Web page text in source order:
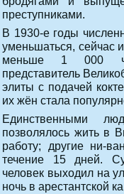
преступниками.
В 1930-е годы
уменьшаться, сейчас
меньше 1 000
представитель
элиты с подачей
их жён стала
Единственными
позволялось жить в
работу; другие ни-
течение 15 дней.
человек выходил на
ночь в арестантской